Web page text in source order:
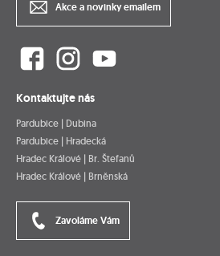
Akce a novinky emailem
Kontaktujte nás
Pardubice | Dubina
Pardubice | Hradecká
Hradec Králové | Br. Štefanů
Hradec Králové | Brněnská
Zavoláme Vám